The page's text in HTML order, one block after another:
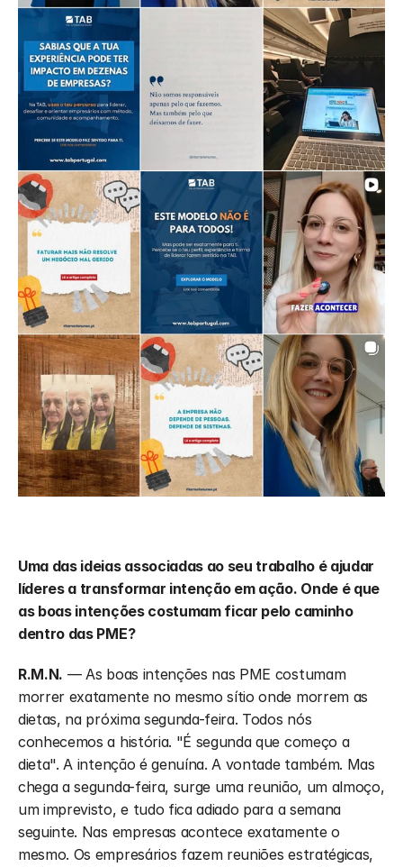
Uma das ideias associadas ao seu trabalho é ajudar
líderes a transformar intenção em ação. Onde é que
as boas intenções costumam ficar pelo caminho
dentro das PME?
R.M.N. — As boas intenções nas PME costumam
morrer exatamente no mesmo sítio onde morrem as
dietas, na próxima segunda-feira. Todos nós
conhecemos a história. "É segunda que começo a
dieta". A intenção é genuína. A vontade também. Mas
chega a segunda-feira, surge uma reunião, um almoço,
um imprevisto, e tudo fica adiado para a semana
seguinte. Nas empresas acontece exatamente o
mesmo. Os empresários fazem reuniões estratégicas,